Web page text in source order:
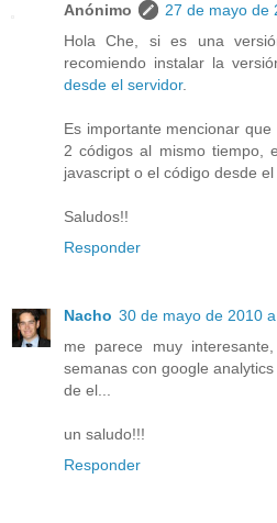
Anónimo
27 de mayo de
Hola Che, si es una
recomiendo instalar la
desde el servidor.
Es importante mencionar
2 códigos al mismo tiempo,
javascript o el código desde
Saludos!!
Responder
Nacho 30 de mayo de 2010 a
me parece muy
semanas con google
de el...
un saludo!!!
Responder